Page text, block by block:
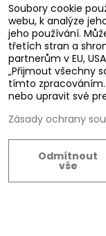
Obchod
Ivo Švarc
+420 774 301
Výroba
Adam Zeman
+420 602 656
Napište nám
Soubory cookie
webu, k analýze
jeho používání.
třetích stran a
partnerům v EU,
„Přijmout všechny
tímto
nebo upravit své
Zásady ochrany
Odmítnout
vše